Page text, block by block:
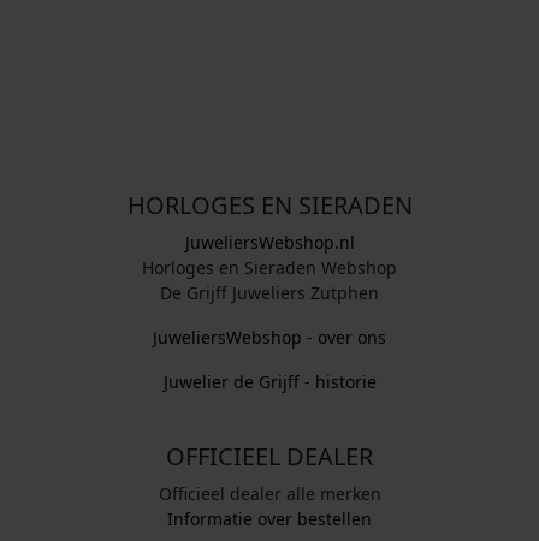
HORLOGES EN SIERADEN
JuweliersWebshop.nl
Horloges en Sieraden Webshop
De Grijff Juweliers Zutphen
JuweliersWebshop - over ons
Juwelier de Grijff - historie
OFFICIEEL DEALER
Officieel dealer alle merken
Informatie over bestellen